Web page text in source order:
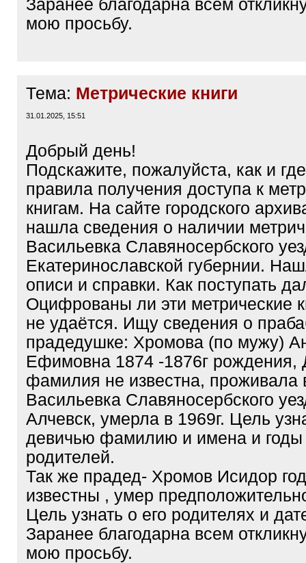
Заранее благодарна всем
мою просьбу.
Тема: Метрические книги
31.01.2025, 15:51
Добрый день!
Подскажите, пожалуйста, как и
правила получения доступа к
книгам. На сайте городского
нашла сведения о наличии
Васильевка Славяносербского
Екатеринославской губернии.
описи и справки. Как поступать
Оцифрованы ли эти метрические
не удаётся. Ищу сведения о
прадедушке: Хромова (по мужу)
Ефимовна 1874 -1876г рождения,
фамилия не известна, проживала
Васильевка Славяносербского
Алчевск, умерла в 1969г. Цель
девичью фамилию и имена и годы
родителей.
Так же прадед- Хромов Исидор
известны , умер
Цель узнать о его родителях и
Заранее благодарна всем
мою просьбу.